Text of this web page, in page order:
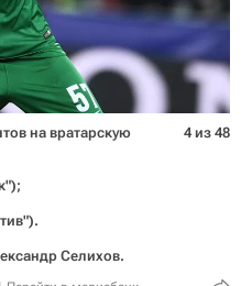
на вратарскую
Селихов.
4 из 48